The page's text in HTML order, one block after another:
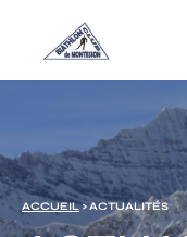
ACCUEIL> ACTUALITÉS